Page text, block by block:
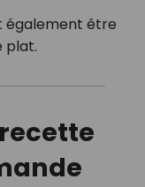
également être
plat.